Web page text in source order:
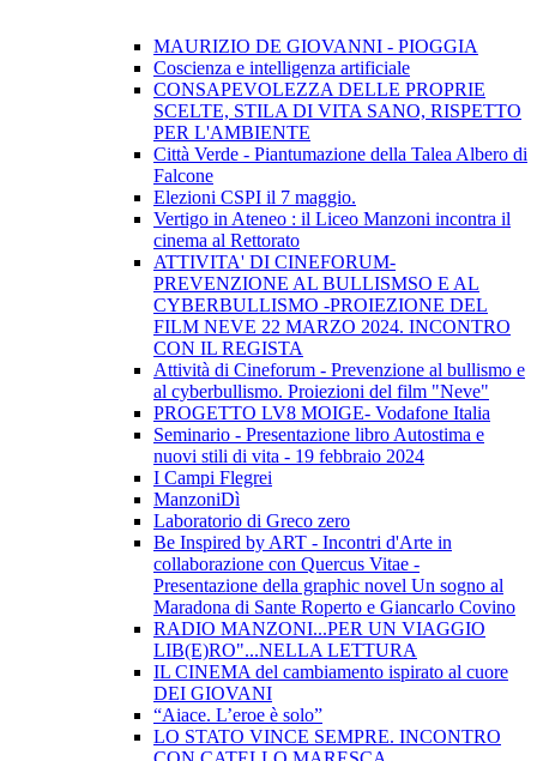
MAURIZIO DE GIOVANNI - PIOGGIA
Coscienza e intelligenza artificiale
CONSAPEVOLEZZA DELLE PROPRIE
SCELTE, STILA DI VITA SANO, RISPETTO
PER L'AMBIENTE
Città Verde - Piantumazione della Talea Albero di
Falcone
Elezioni CSPI il 7 maggio.
Vertigo in Ateneo : il Liceo Manzoni incontra il
cinema al Rettorato
ATTIVITA' DI CINEFORUM-
PREVENZIONE AL BULLISMSO E AL
CYBERBULLISMO -PROIEZIONE DEL
FILM NEVE 22 MARZO 2024. INCONTRO
CON IL REGISTA
Attività di Cineforum - Prevenzione al bullismo e
al cyberbullismo. Proiezioni del film "Neve"
PROGETTO LV8 MOIGE- Vodafone Italia
Seminario - Presentazione libro Autostima e
nuovi stili di vita - 19 febbraio 2024
I Campi Flegrei
ManzoniDì
Laboratorio di Greco zero
Be Inspired by ART - Incontri d'Arte in
collaborazione con Quercus Vitae -
Presentazione della graphic novel Un sogno al
Maradona di Sante Roperto e Giancarlo Covino
RADIO MANZONI...PER UN VIAGGIO
LIB(E)RO"...NELLA LETTURA
IL CINEMA del cambiamento ispirato al cuore
DEI GIOVANI
“Aiace. L’eroe è solo”
LO STATO VINCE SEMPRE. INCONTRO